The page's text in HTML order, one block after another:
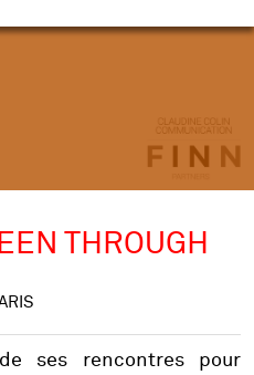
THROUGH
ses rencontres pour